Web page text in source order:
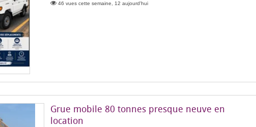
46 vues cette semaine, 12 aujourd'hui
Grue mobile 80 tonnes presque neuve en
location